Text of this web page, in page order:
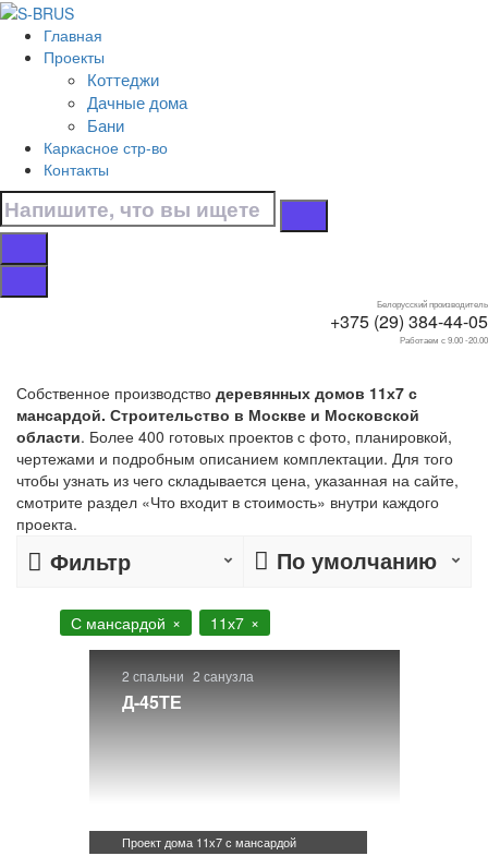
Перейти к контенту
Главная
Проекты
Коттеджи
Дачные дома
Бани
Каркасное стр-во
Контакты
Белорусский производитель
+375 (29) 384-44-05
Работаем с 9.00 -20.00
Главная
С мансардой
11х7
Дома 11х7 с
мансардой
Собственное производство деревянных домов 11х7 с
мансардой. Строительство в Москве и Московской
области. Более 400 готовых проектов с фото, планировкой,
чертежами и подробным описанием комплектации. Для того
чтобы узнать из чего складывается цена, указанная на сайте,
смотрите раздел «Что входит в стоимость» внутри каждого
проекта.
Фильтр По умолчанию
С мансардой 11х7
2 спальни 2 санузла
Д-45ТЕ
Проект дома 11х7 с мансардой